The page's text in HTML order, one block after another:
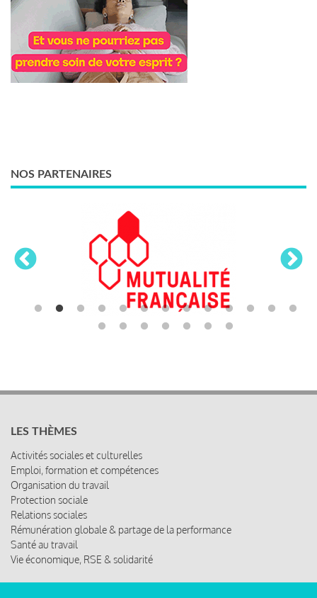
NOS PARTENAIRES
LES THÈMES
Activités sociales et culturelles
Emploi, formation et compétences
Organisation du travail
Protection sociale
Relations sociales
Rémunération globale & partage de la performance
Santé au travail
Vie économique, RSE & solidarité